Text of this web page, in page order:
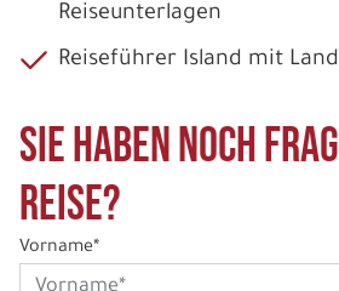
Reiseunterlagen
Reiseführer Island mit
Sie haben noch
Reise?
Vorname*